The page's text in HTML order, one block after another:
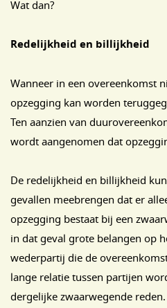
Wat dan?
Redelijkheid en billijkheid
Wanneer in een overeenkomst
opzegging kan worden
Ten aanzien van
wordt aangenomen dat
De redelijkheid en billijkheid
gevallen meebrengen dat er
opzegging bestaat bij een
in dat geval grote belangen op
wederpartij die de
lange relatie tussen partijen
dergelijke zwaarwegende